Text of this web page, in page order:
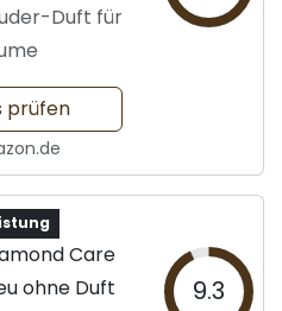
Duft für
prüfen
Care
ohne Duft
9.3